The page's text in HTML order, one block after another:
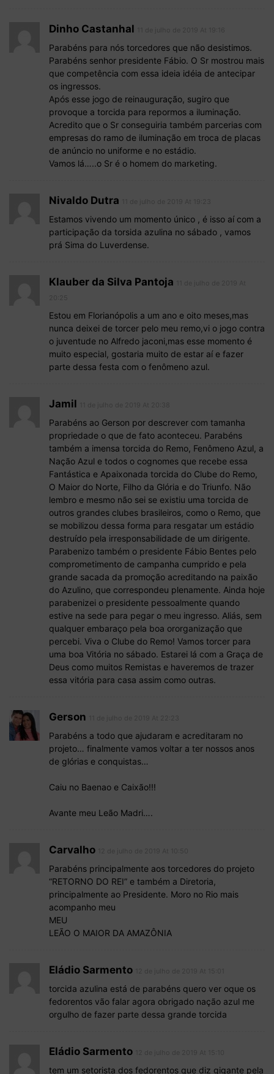
Dinho Castanhal
Parabéns para nós torcedores que não desistimos.
Parabéns senhor presidente Fábio. O Sr mostrou mais
que competência com essa ideia idéia de antecipar
os ingressos.
Após esse jogo de reinauguração, sugiro que
provoque a torcida para repormos a iluminação.
Acredito que o Sr conseguiria também parcerias com
empresas do ramo de iluminação em troca de placas
de anúncio no uniforme e no estádio.
Vamos lá…..o Sr é o homem do marketing.
Nivaldo Dutra
Estamos vivendo um momento único , é isso aí com a
participação da torsida azulina no sábado , vamos
prá Sima do Luverdense.
Klauber da Silva Pantoja
Estou em Florianópolis a um ano e oito meses,mas
nunca deixei de torcer pelo meu remo,vi o jogo contra
o juventude no Alfredo jaconi,mas esse momento é
muito especial, gostaria muito de estar aí e fazer
parte dessa festa com o fenômeno azul.
Jamil
Parabéns ao Gerson por descrever com tamanha
propriedade o que de fato aconteceu. Parabéns
também a imensa torcida do Remo, Fenômeno Azul, a
Nação Azul e todos o cognomes que recebe essa
Fantástica e Apaixonada torcida do Clube do Remo,
O Maior do Norte, Filho da Glória e do Triunfo. Não
lembro e mesmo não sei se existiu uma torcida de
outros grandes clubes brasileiros, como o Remo, que
se mobilizou dessa forma para resgatar um estádio
destruído pela irresponsabilidade de um dirigente.
Parabenizo também o presidente Fábio Bentes pelo
comprometimento de campanha cumprido e pela
grande sacada da promoção acreditando na paixão
do Azulino, que correspondeu plenamente. Ainda hoje
parabenizei o presidente pessoalmente quando
estive na sede para pegar o meu ingresso. Aliás, sem
qualquer embaraço pela boa ororganização que
percebi. Viva o Clube do Remo! Vamos torcer para
uma boa Vitória no sábado. Estarei lá com a Graça de
Deus como muitos Remistas e haveremos de trazer
essa vitória para casa assim como outras.
Gerson
Parabéns a todo que ajudaram e acreditaram no
projeto… finalmente vamos voltar a ter nossos anos
de glórias e conquistas…
Caiu no Baenao e Caixão!!!
Avante meu Leão Madri….
Carvalho
Parabéns principalmente aos torcedores do projeto
“RETORNO DO REI” e também a Diretoria,
principalmente ao Presidente. Moro no Rio mais
acompanho meu
MEU
LEÃO O MAIOR DA AMAZÔNIA
Eládio Sarmento
torcida azulina está de parabéns quero ver oque os
fedorentos vão falar agora obrigado nação azul me
orgulho de fazer parte dessa grande torcida
Eládio Sarmento
tem um setorista dos fedorentos que diz gigante pela